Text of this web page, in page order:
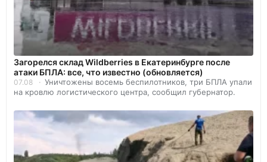
Загорелся склад Wildberries в Екатеринбурге после
атаки БПЛА: все, что известно (обновляется)
07.08
Уничтожены восемь беспилотников, три БПЛА упали
на кровлю логистического центра, сообщил губернатор.